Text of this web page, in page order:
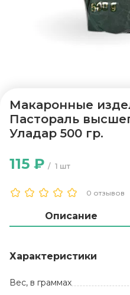
Макаронные
Пастораль
Уладар 500 гр.
0 отзывов
1 шт
115 ₽
Описание
Характеристики
Вес, в граммах